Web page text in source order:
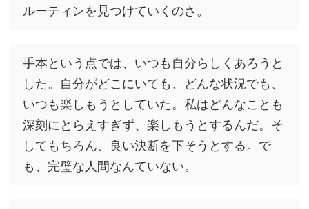
ルーティンを見つけていくのさ。
手本という点では、いつも自分らしくあろうと
した。自分がどこにいても、どんな状況でも、
いつも楽しもうとしていた。私はどんなことも
深刻にとらえすぎず、楽しもうとするんだ。そ
してもちろん、良い決断を下そうとする。で
も、完璧な人間なんていない。